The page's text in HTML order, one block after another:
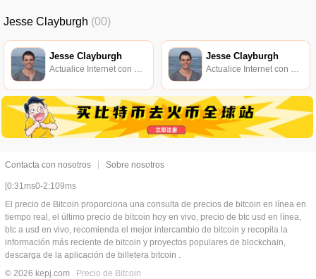
Jesse Clayburgh (00)
Jesse Clayburgh Jesse Clayburgh
Contacta con nosotros Sobre nosotros
[0:31ms0-2:109ms
El precio de Bitcoin proporciona una consulta de precios de bitcoin en línea en
tiempo real, el último precio de bitcoin hoy en vivo, precio de btc usd en línea,
btc a usd en vivo, recomienda el mejor intercambio de bitcoin y recopila la
información más reciente de bitcoin y proyectos populares de blockchain,
descarga de la aplicación de billetera bitcoin .
© 2026 kepj.com
Precio de Bitcoin